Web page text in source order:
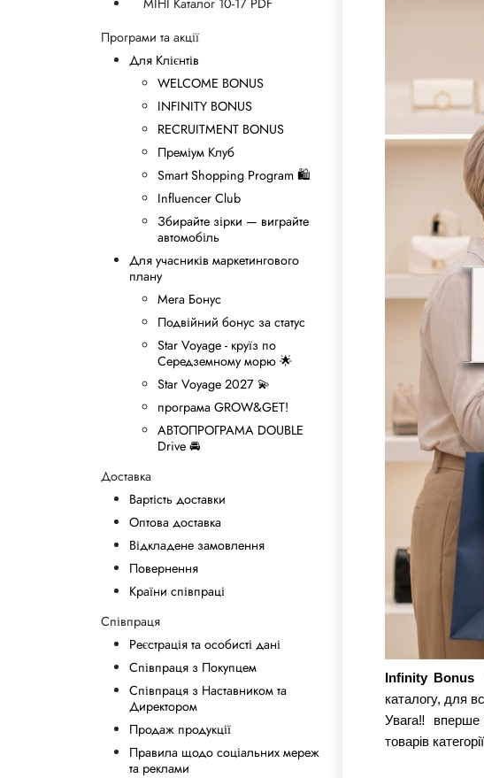
Правила спадкування
MIHI Каталог 10-17 PDF
Програми та акції
Для Клієнтів
WELCOME BONUS
INFINITY BONUS
RECRUITMENT BONUS
Преміум Клуб
Smart Shopping Program 🛍
Influencer Club
Збирайте зірки — виграйте
автомобіль
Для учасників маркетингового
плану
Мега Бонус
Подвійний бонус за статус
Star Voyage - круїз по
Середземному морю 🌟
Star Voyage 2027 💫
програма GROW&GET!
АВТОПРОГРАМА DOUBLE
Drive 🚘
Доставка
Вартість доставки
Оптова доставка
Відкладене замовлення
Повернення
Країни співпраці
Співпраця
Реєстрація та особисті дані
Співпраця з Покупцем
Співпраця з Наставником та
Директором
Продаж продукції
Правила щодо соціальних мереж
та реклами
Infinity Bonus
каталогу, для
Увага‼️ вперше
товарів